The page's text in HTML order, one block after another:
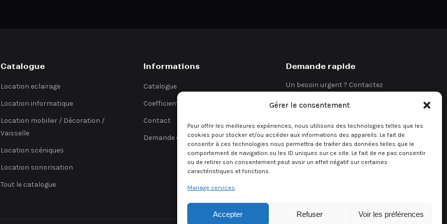
Gérer le consentement
Pour offrir les meilleures expériences, nous utilisons des technologies telles que les
cookies pour stocker et/ou accéder aux informations des appareils. Le fait de
consentir à ces technologies nous permettra de traiter des données telles que le
comportement de navigation ou les ID uniques sur ce site. Le fait de ne pas consentir
ou de retirer son consentement peut avoir un effet négatif sur certaines
caractéristiques et fonctions.
Manage services
Accepter Refuser Voir les préférences
Catalogue
Location eclairage
Location informatique
Location mobilier / Décoration /
Vaisselle
Location scéniques
Location sonorisation
Tout le catalogue
Informations
Catalogue
Coefficients
Contact
Demande de devis
Demande rapide
Un besoin urgent ? Contactez